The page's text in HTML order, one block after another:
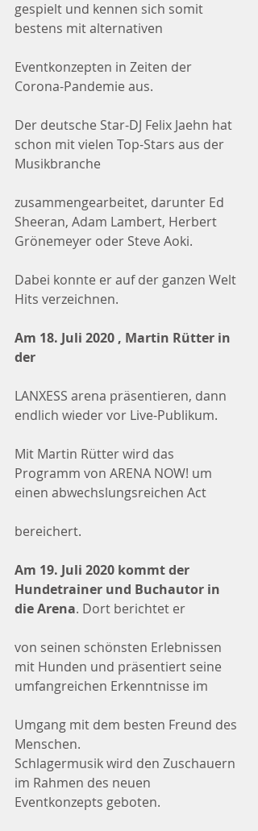
gespielt und kennen sich somit
bestens mit alternativen
Eventkonzepten in Zeiten der
Corona-Pandemie aus.
Der deutsche Star-DJ Felix Jaehn hat
schon mit vielen Top-Stars aus der
Musikbranche
zusammengearbeitet, darunter Ed
Sheeran, Adam Lambert, Herbert
Grönemeyer oder Steve Aoki.
Dabei konnte er auf der ganzen Welt
Hits verzeichnen.
Am 18. Juli 2020 , Martin Rütter in
der
LANXESS arena präsentieren, dann
endlich wieder vor Live-Publikum.
Mit Martin Rütter wird das
Programm von ARENA NOW! um
einen abwechslungsreichen Act
bereichert.
Am 19. Juli 2020 kommt der
Hundetrainer und Buchautor in
die Arena. Dort berichtet er
von seinen schönsten Erlebnissen
mit Hunden und präsentiert seine
umfangreichen Erkenntnisse im
Umgang mit dem besten Freund des
Menschen.
Schlagermusik wird den Zuschauern
im Rahmen des neuen
Eventkonzepts geboten.